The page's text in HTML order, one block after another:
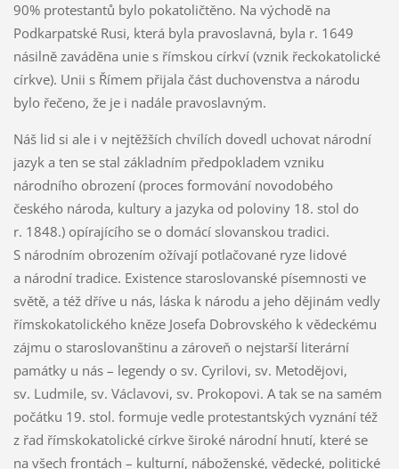
90% protestantů bylo pokatoličtěno. Na východě na
Podkarpatské Rusi, která byla pravoslavná, byla r. 1649
násilně zaváděna unie s římskou církví (vznik řeckokatolické
církve). Unii s Římem přijala část duchovenstva a národu
bylo řečeno, že je i nadále pravoslavným.
Náš lid si ale i v nejtěžších chvílích dovedl uchovat národní
jazyk a ten se stal základním předpokladem vzniku
národního obrození (proces formování novodobého
českého národa, kultury a jazyka od poloviny 18. stol do
r. 1848.) opírajícího se o domácí slovanskou tradici.
S národním obrozením ožívají potlačované ryze lidové
a národní tradice. Existence staroslovanské písemnosti ve
světě, a též dříve u nás, láska k národu a jeho dějinám vedly
římskokatolického kněze Josefa Dobrovského k vědeckému
zájmu o staroslovanštinu a zároveň o nejstarší literární
památky u nás – legendy o sv. Cyrilovi, sv. Metodějovi,
sv. Ludmile, sv. Václavovi, sv. Prokopovi. A tak se na samém
počátku 19. stol. formuje vedle protestantských vyznání též
z řad římskokatolické církve široké národní hnutí, které se
na všech frontách – kulturní, náboženské, vědecké, politické